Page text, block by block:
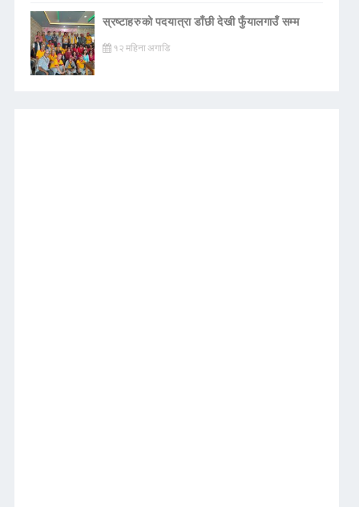
स्रष्टाहरुको पदयात्रा डाँछी देखी फुँयालगाउँ सम्म
१२ महिना अगाडि